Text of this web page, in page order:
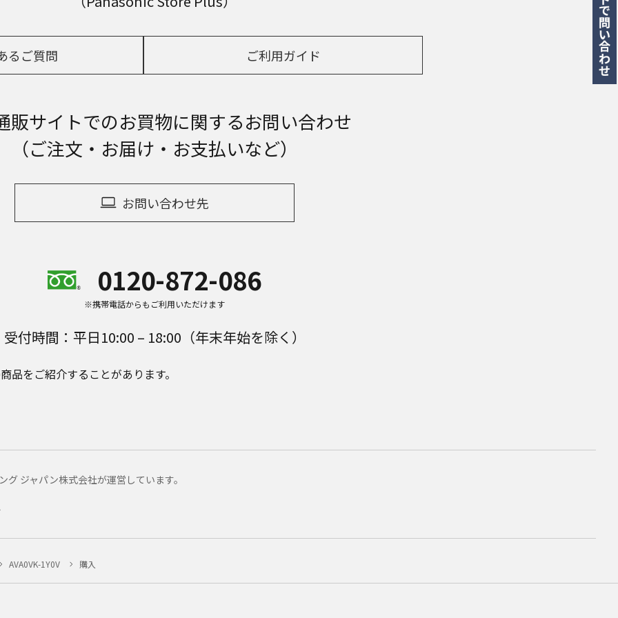
るご質問 ご利用ガイド
販サイトでのお買物に関するお問い合わせ
（ご注文・お届け・お支払いなど）
お問い合わせ先
0120-872-086
※携帯電話からもご利用いただけます
受付時間：平日10:00 – 18:00（年末年始を除く）
品をご紹介することがあります。
ジャパン株式会社が運営しています。
AVA0VK-1Y0V 購入